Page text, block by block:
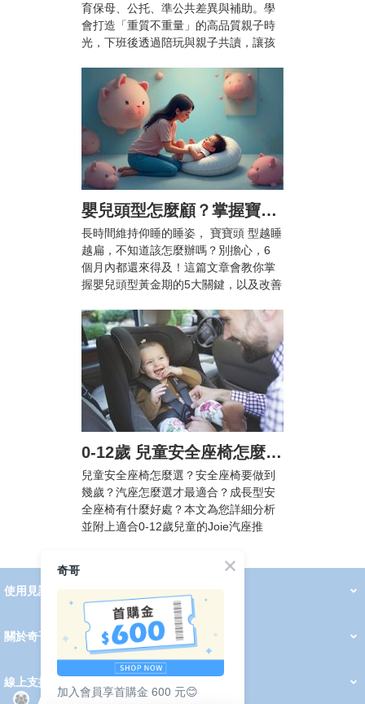
育保母、公托、準公共差異與補助。學
會打造「重質不重量」的高品質親子時
光，下班後透過陪玩與親子共讀，讓孩
育兒。
嬰兒頭型怎麼顧？掌握寶寶頭型黃金期5大關鍵，顧好漂亮頭型不扁頭！
長時間維持仰睡的睡姿， 寶寶頭 型越睡
越扁，不知道該怎麼辦嗎？別擔心，6
個月內都還來得及！這篇文章會教你掌
握嬰兒頭型黃金期的5大關鍵，以及改善
圓的漂亮頭型。
0-12歲 兒童安全座椅怎麼選? 汽車安全座椅法規懶人包，附Joie汽座挑選攻略
兒童安全座椅怎麼選？安全座椅要做到
幾歲？汽座怎麼選才最適合？成長型安
全座椅有什麼好處？本文為您詳細分析
並附上適合0-12歲兒童的Joie汽座推
使用見證 線上DM
2026 PADDINGTON 春夏服飾
2026 Peter Rabbit 春夏服飾
2026 CHIC BASICS春夏服飾
2026 Chic“a”Bon 派對禮服系列
2026 Chic“a”Bon 春夏服飾
媽咪購物指南
關於奇哥
奇哥的故事
育兒資訊站
會員中心
會員權益說明
我的帳戶
訂單查詢
紅利點數
修改會員資料
活動報名
線上支援
奇哥
加入會員享首購金 600 元😊